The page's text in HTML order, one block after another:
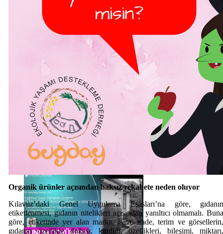
Haberi Oku
Organik ürünler açısından haksız rekabete neden oluyor
Kılavuz’daki Genel Uygulama Esasları’na göre,
etiketlenmesi, gıdanın nitelikleri açısından yanıltıcı olmamalı.
göre, etiketinde yer alan marka, isim, ifade, terim ve
gıdanın özellikle doğası, kimliği, özellikleri, bileşimi,